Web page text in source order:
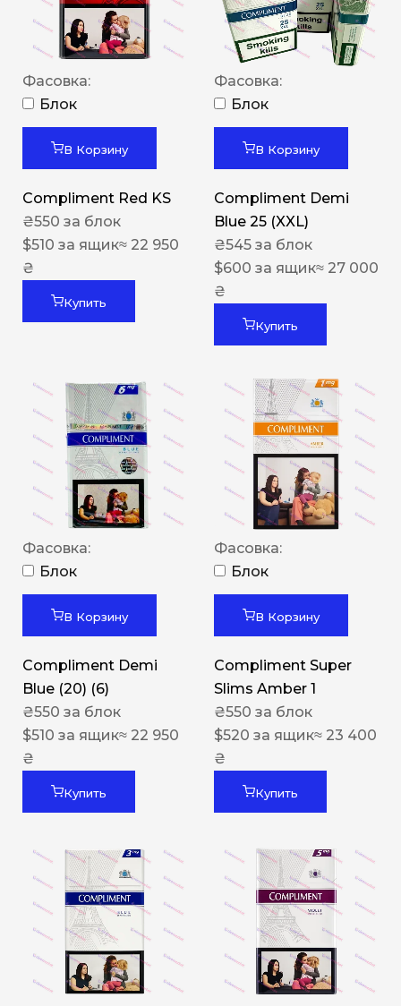
Фасовка:
Блок
В Корзину
Compliment Red KS
₴550 за блок
$510 за ящик≈ 22 950
₴
Купить
Фасовка:
Блок
В Корзину
Compliment Demi
Blue 25 (XXL)
₴545 за блок
$600 за ящик≈ 27 000
₴
Купить
Фасовка:
Блок
В Корзину
Compliment Demi
Blue (20) (6)
₴550 за блок
$510 за ящик≈ 22 950
₴
Купить
Фасовка:
Блок
В Корзину
Compliment Super
Slims Amber 1
₴550 за блок
$520 за ящик≈ 23 400
₴
Купить